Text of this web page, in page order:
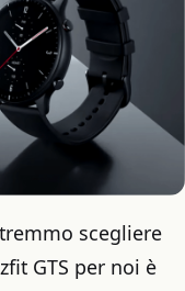
scegliere
GTS per noi è